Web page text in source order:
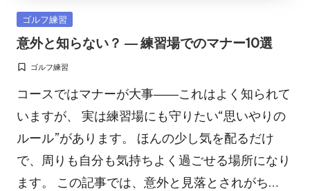
Posted
in
ゴルフ練習
意外と知らない？ ― 練習場でのマナー10選
Posted
ゴルフ練習
コースではマナーが大事――これはよく知られて
いますが、 実は練習場にも守りたい“思いやりの
ルール”があります。 ほんの少し気を配るだけ
で、周りも自分も気持ちよく過ごせる場所になり
ます。 この記事では、意外と見落とされがち…